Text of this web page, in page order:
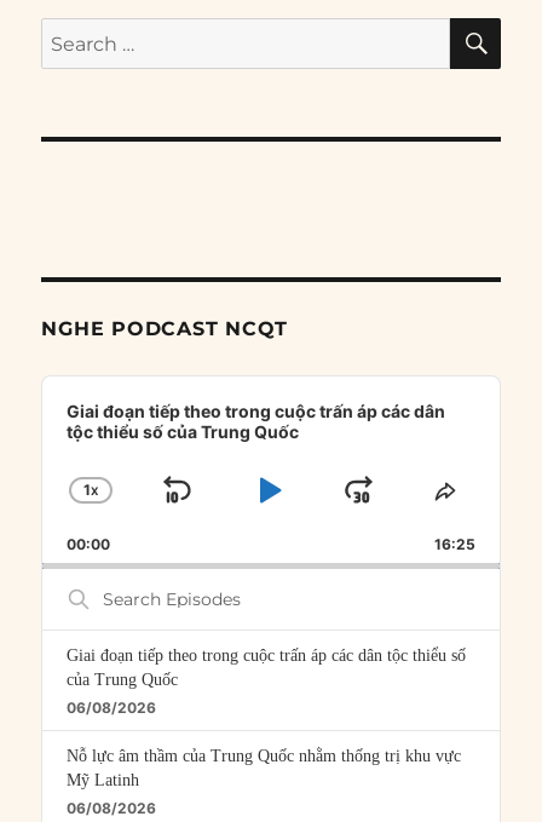
Search
for:
NGHE PODCAST NCQT
Audio
Player
Giai đoạn tiếp theo trong cuộc trấn áp các dân
tộc thiểu số của Trung Quốc
CHANGE
RATE
1X
SKIP
PLAYJUMP
FORWARD
SHARE
00:00 16:25
Search
Episodes
Giai đoạn tiếp theo trong cuộc trấn áp các dân tộc thiểu số
của Trung Quốc
06/08/2026
Nỗ lực âm thầm của Trung Quốc nhằm thống trị khu vực
Mỹ Latinh
06/08/2026